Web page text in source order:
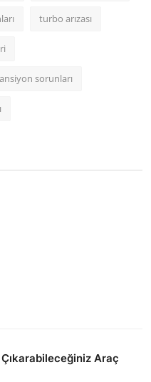
turbo arızası
sorunları
Araç